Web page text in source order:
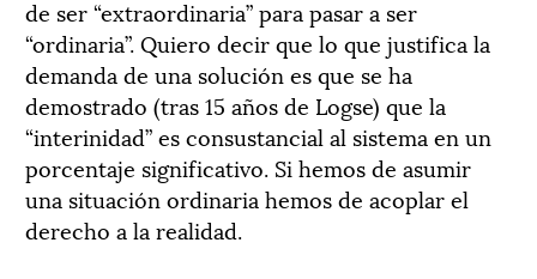
de ser “extraordinaria” para pasar a ser
“ordinaria”. Quiero decir que lo que justifica la
demanda de una solución es que se ha
demostrado (tras 15 años de Logse) que la
“interinidad” es consustancial al sistema en un
porcentaje significativo. Si hemos de asumir
una situación ordinaria hemos de acoplar el
derecho a la realidad.